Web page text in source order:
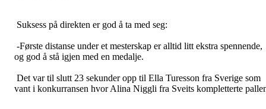
Suksess på direkten er god å ta med seg:
-Første distanse under et mesterskap er alltid litt ekstra spennende,
og god å stå igjen med en medalje.
Det var til slutt 23 sekunder opp til Ella Turesson fra Sverige som
vant i konkurransen hvor Alina Niggli fra Sveits kompletterte